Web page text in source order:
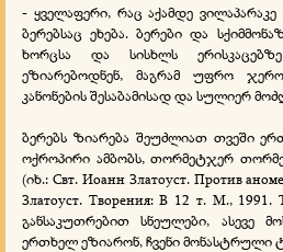
- ყველაფერი, რაც აქამდე
ბერებსაც ეხება. ბერები და
ხორცსა და სისხლს
ეზიარებოდნენ, მაგრამ უფრო
კანონების შესაბამისად და სულიერ
ბერებს ზიარება შეუძლიათ თვეში
ოქროპირი ამბობს, თორმეტჯერ
(იხ.: Свт. Иоанн Златоуст. Против
Златоуст. Творения: В 12 т. М., 1991.
განსაკუთრებით სნეულები, ასევე
ერთხელ ეზიარონ, ჩვენი მონასტრული